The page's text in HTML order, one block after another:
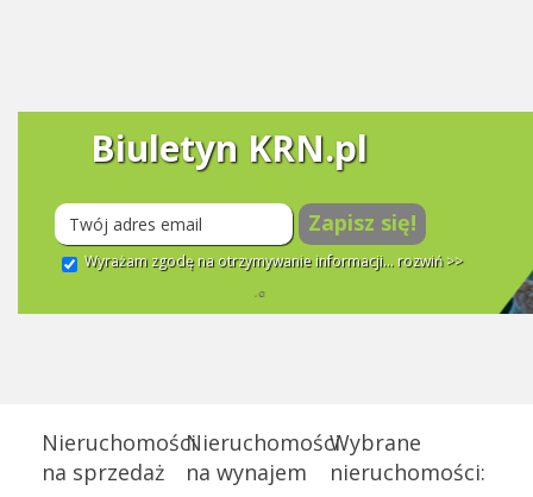
Biuletyn KRN.pl
Zapisz się!
Wyrażam zgodę na otrzymywanie informacji... rozwiń >>
Nieruchomości
na sprzedaż
Nieruchomości
na wynajem
Wybrane
nieruchomości: